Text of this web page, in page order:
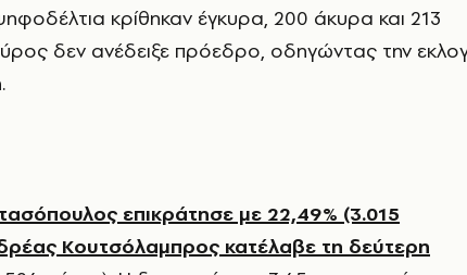
κρίθηκαν έγκυρα, 200 άκυρα και 213
δεν ανέδειξε πρόεδρο, οδηγώντας την
επικράτησε με 22,49% (3.015
Κουτσόλαμπρος κατέλαβε τη δεύτερη